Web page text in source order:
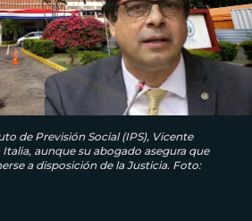
de Previsión Social (IPS), Vicente
aunque su abogado asegura que
a disposición de la Justicia. Foto: